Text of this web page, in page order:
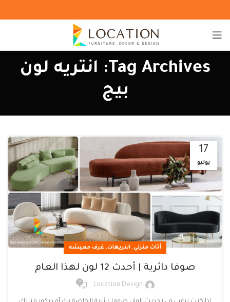
Tag Archives: انتريه لون
بيج
17
يوليو
أثاث منزلي, انتريهات, غرف معيشه
صوفا دائرية | أحدث 12 لون لهذا العام
Location Design
0